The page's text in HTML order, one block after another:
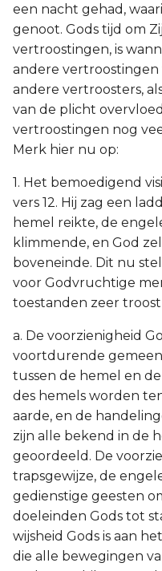
een nacht gehad,
genoot. Gods tijd om
vertroostingen, is
andere vertroostingen
andere vertroosters,
van de plicht
vertroostingen nog
Merk hier nu op:
1. Het bemoedigend
vers 12. Hij zag een
hemel reikte, de
klimmende, en God
boveneinde. Dit nu
voor Godvruchtige
toestanden zeer
a. De voorzienigheid
voortdurende
tussen de hemel en
des hemels worden
aarde, en de
zijn alle bekend in de
geoordeeld. De
trapsgewijze, de
gedienstige geesten
doeleinden Gods tot
wijsheid Gods is aan
die alle bewegingen